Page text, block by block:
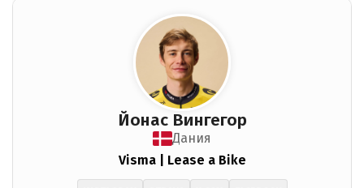
Йонас Вингегор
Дания
Visma | Lease a Bike